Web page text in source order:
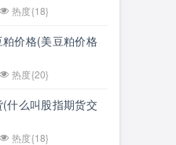
热度{18}
价格(美豆粕价格
热度{20}
什么叫股指期货交
热度{18}